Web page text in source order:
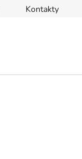
Kontakty